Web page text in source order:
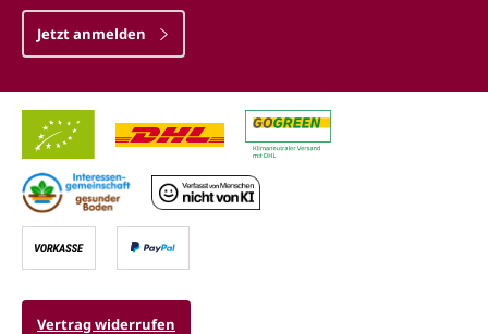
Jetzt anmelden
Vertrag widerrufen